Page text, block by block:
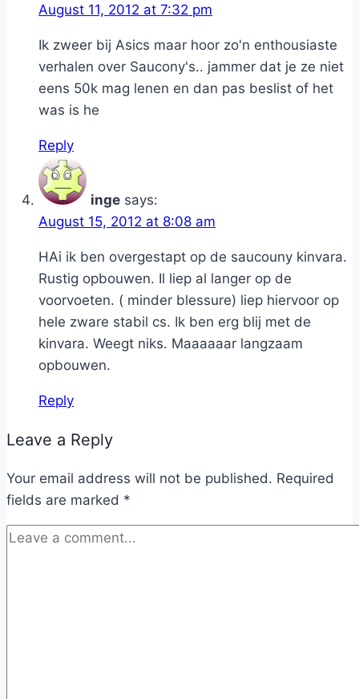
August 11, 2012 at 7:32 pm
Ik zweer bij Asics maar hoor zo'n enthousiaste
verhalen over Saucony's.. jammer dat je ze niet
eens 50k mag lenen en dan pas beslist of het
was is he
Reply
inge says:
August 15, 2012 at 8:08 am
HAi ik ben overgestapt op de saucouny kinvara.
Rustig opbouwen. Il liep al langer op de
voorvoeten. ( minder blessure) liep hiervoor op
hele zware stabil cs. Ik ben erg blij met de
kinvara. Weegt niks. Maaaaaar langzaam
opbouwen.
Reply
Leave a Reply
Your email address will not be published. Required
fields are marked *